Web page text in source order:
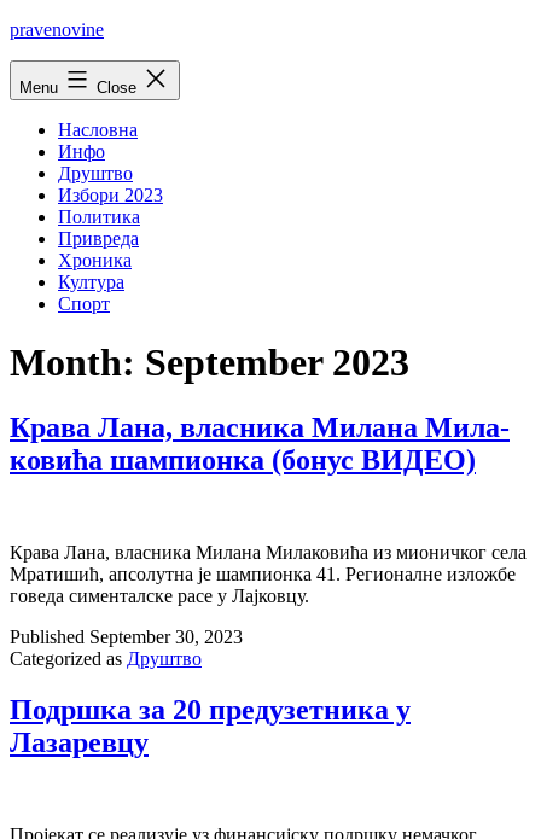
Skip
pravenovine
Menu Close
Насловна
Инфо
Друштво
Избори 2023
Политика
Привреда
Хроника
Култура
Спорт
Month: September 2023
Кра­ва Ла­на, вла­сни­ка Ми­ла­на Ми­ла­
ко­ви­ћа шампионка (бонус ВИДЕО)
Кра­ва Ла­на, вла­сни­ка Ми­ла­на Ми­ла­ко­ви­ћа из ми­о­нич­ког се­ла
Мра­ти­шић, ап­со­лут­на је шам­пи­он­ка 41. Ре­ги­о­нал­не из­ло­жбе
го­ве­да си­мен­тал­ске ра­се у Лајковцу.
Published September 30, 2023
Categorized as Друштво
Подршка за 20 предузетника у
Лазаревцу
Пројекат се реализује уз финансијску подршку немачког